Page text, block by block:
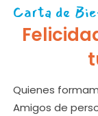
Carta de
Quienes
Amigos de